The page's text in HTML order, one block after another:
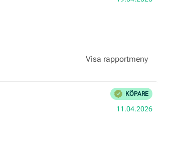
Bekräftad
KÖPARE
11.04.2026